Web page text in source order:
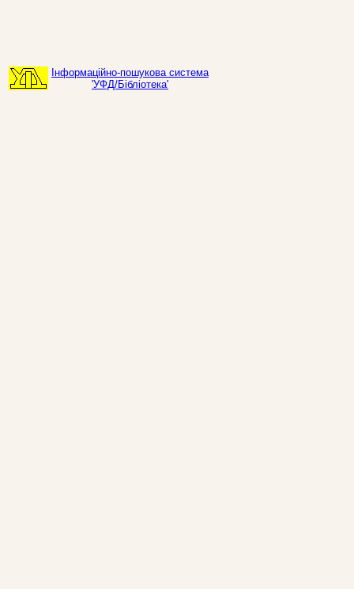
Інформаційно-пошукова система
'УФД/Бібліотека'